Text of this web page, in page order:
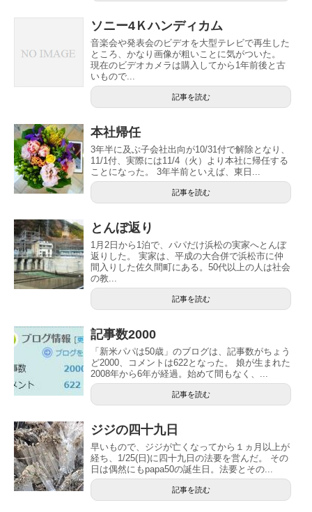
ソニー4Ｋハンディカム
音楽会や発表会のビデオを大型テレビで再生した
ところ、かなり画像が粗いことに気がついた。
現在のビデオカメラは購入してから1年前後と古
いもので...
記事を読む
本社帰任
3年半に及ぶ子会社出向が10/31付で解除となり、
11/1付、実際には11/4（火）より本社に帰任する
ことになった。 3年半前といえば、東日...
記事を読む
とんぼ返り
1月2日から1泊で、パパだけ浜松の実家へとんぼ
返りした。 実家は、平成の大合併で浜松市に仲
間入りした佐久間町にある。50代以上の人は社会
の教...
記事を読む
記事数2000
「新米パパは50歳」のブログは、記事数がちょう
ど2000、コメントは622となった。 娘が生まれた
2008年から6年が経過。始めて間もなく、...
記事を読む
ジジの四十九日
早いもので、ジジが亡くなってから１ヵ月以上が
経ち、1/25(日)に四十九日の法要を営んだ。 その
日は偶然にもpapa50の誕生日。法要とその...
記事を読む